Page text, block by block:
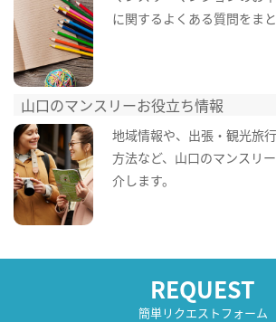
に関するよくある質問をまと
山口のマンスリーお役立ち情報
地域情報や、出張・観光旅
方法など、山口のマンスリ
介します。
REQUEST
簡単リクエストフォーム